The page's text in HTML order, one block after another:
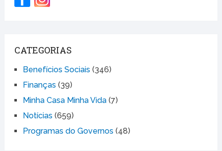
CATEGORIAS
Benefícios Sociais (346)
Finanças (39)
Minha Casa Minha Vida(7)
Notícias (659)
Programas do Governos (48)